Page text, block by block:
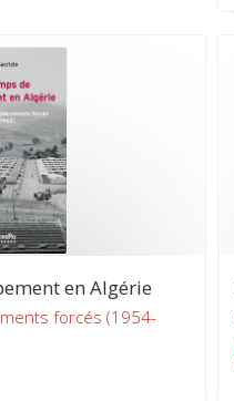
en Algérie
forcés (1954-